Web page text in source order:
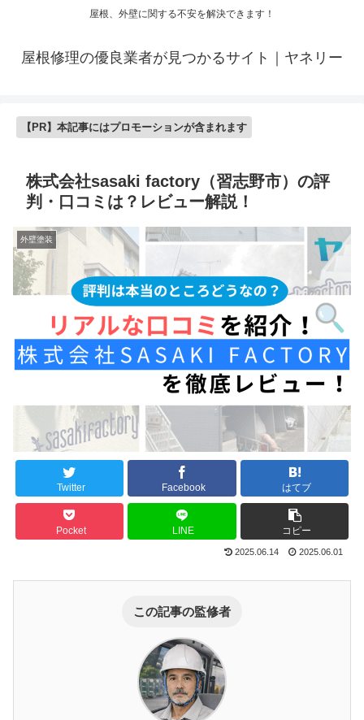
屋根、外壁に関する不安を解決できます！
屋根修理の優良業者が見つかるサイト｜ヤネリー
【PR】本記事にはプロモーションが含まれます
株式会社sasaki factory（習志野市）の評
判・口コミは？レビュー解説！
外壁塗装
Twitter Facebook はてブ
Pocket LINE コピー
2025.06.14 2025.06.01
この記事の監修者